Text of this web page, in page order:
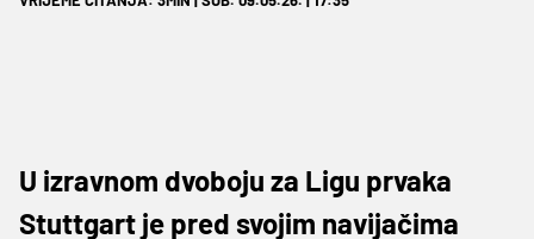
U izravnom dvoboju za Ligu prvaka
Stuttgart je pred svojim navijačima